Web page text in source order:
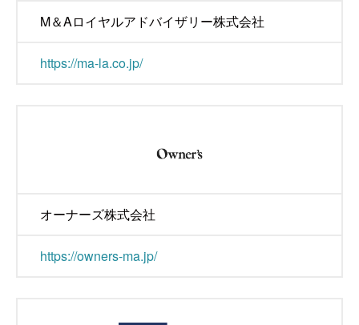
M＆Aロイヤルアドバイザリー株式会社
https://ma-la.co.jp/
オーナーズ株式会社
https://owners-ma.jp/